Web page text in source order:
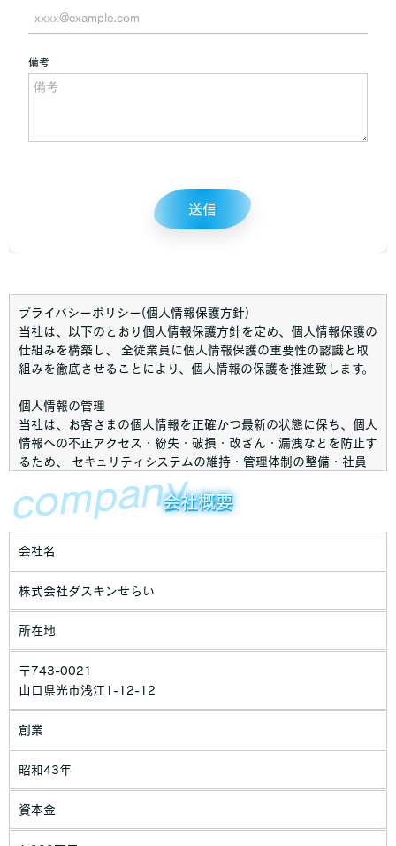
プライバシーポリシー(個人情報保護方針)
当社は、以下のとおり個人情報保護方針を定め、個人情報保護の
仕組みを構築し、 全従業員に個人情報保護の重要性の認識と取
組みを徹底させることにより、個人情報の保護を推進致します。
個人情報の管理
当社は、お客さまの個人情報を正確かつ最新の状態に保ち、個人
情報への不正アクセス・紛失・破損・改ざん・漏洩などを防止す
るため、 セキュリティシステムの維持・管理体制の整備・社員
教育の徹底等の必要な措置を講じ、安全対策を実施し個人情報の
厳重な管理を行ないます。
個人情報の利用目的
お客さまからお預かりした個人情報は、当社からのご連絡や業務
のご案内やご質問に対する回答として、電子メールや資料のご送
付に利用いたします。
個人情報の第三者への開示・提供の禁止
当社は、お客さまよりお預かりした個人情報を適切に管理し、次
のいずれかに該当する場合を除き、個人情報を第三者に開示いた
しません。
・お客さまの同意がある場合
・法令に基づき開示することが必要である場合
当社は、個人情報の正確性及び安全性確保のために、セキュリテ
ィに万全の対策を講じています。
company会社概要
会社名
株式会社ダスキンせらい
所在地
〒743-0021
山口県光市浅江1-12-12
創業
昭和43年
資本金